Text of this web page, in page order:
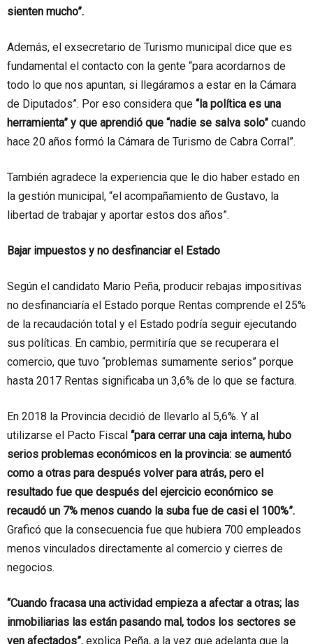
sienten mucho”.
Además, el exsecretario de Turismo municipal dice que es
fundamental el contacto con la gente “para acordarnos de
todo lo que nos apuntan, si llegáramos a estar en la Cámara
de Diputados”. Por eso considera que “la política es una
herramienta” y que aprendió que “nadie se salva solo” cuando
hace 20 años formó la Cámara de Turismo de Cabra Corral”.
También agradece la experiencia que le dio haber estado en
la gestión municipal, “el acompañamiento de Gustavo, la
libertad de trabajar y aportar estos dos años”.
Bajar impuestos y no desfinanciar el Estado
Según el candidato Mario Peña, producir rebajas impositivas
no desfinanciaría el Estado porque Rentas comprende el 25%
de la recaudación total y el Estado podría seguir ejecutando
sus políticas. En cambio, permitiría que se recuperara el
comercio, que tuvo “problemas sumamente serios” porque
hasta 2017 Rentas significaba un 3,6% de lo que se factura.
En 2018 la Provincia decidió de llevarlo al 5,6%. Y al
utilizarse el Pacto Fiscal “para cerrar una caja interna, hubo
serios problemas económicos en la provincia: se aumentó
como a otras para después volver para atrás, pero el
resultado fue que después del ejercicio económico se
recaudó un 7% menos cuando la suba fue de casi el 100%”.
Graficó que la consecuencia fue que hubiera 700 empleados
menos vinculados directamente al comercio y cierres de
negocios.
“Cuando fracasa una actividad empieza a afectar a otras; las
inmobiliarias las están pasando mal, todos los sectores se
ven afectados”, explica Peña, a la vez que adelanta que la